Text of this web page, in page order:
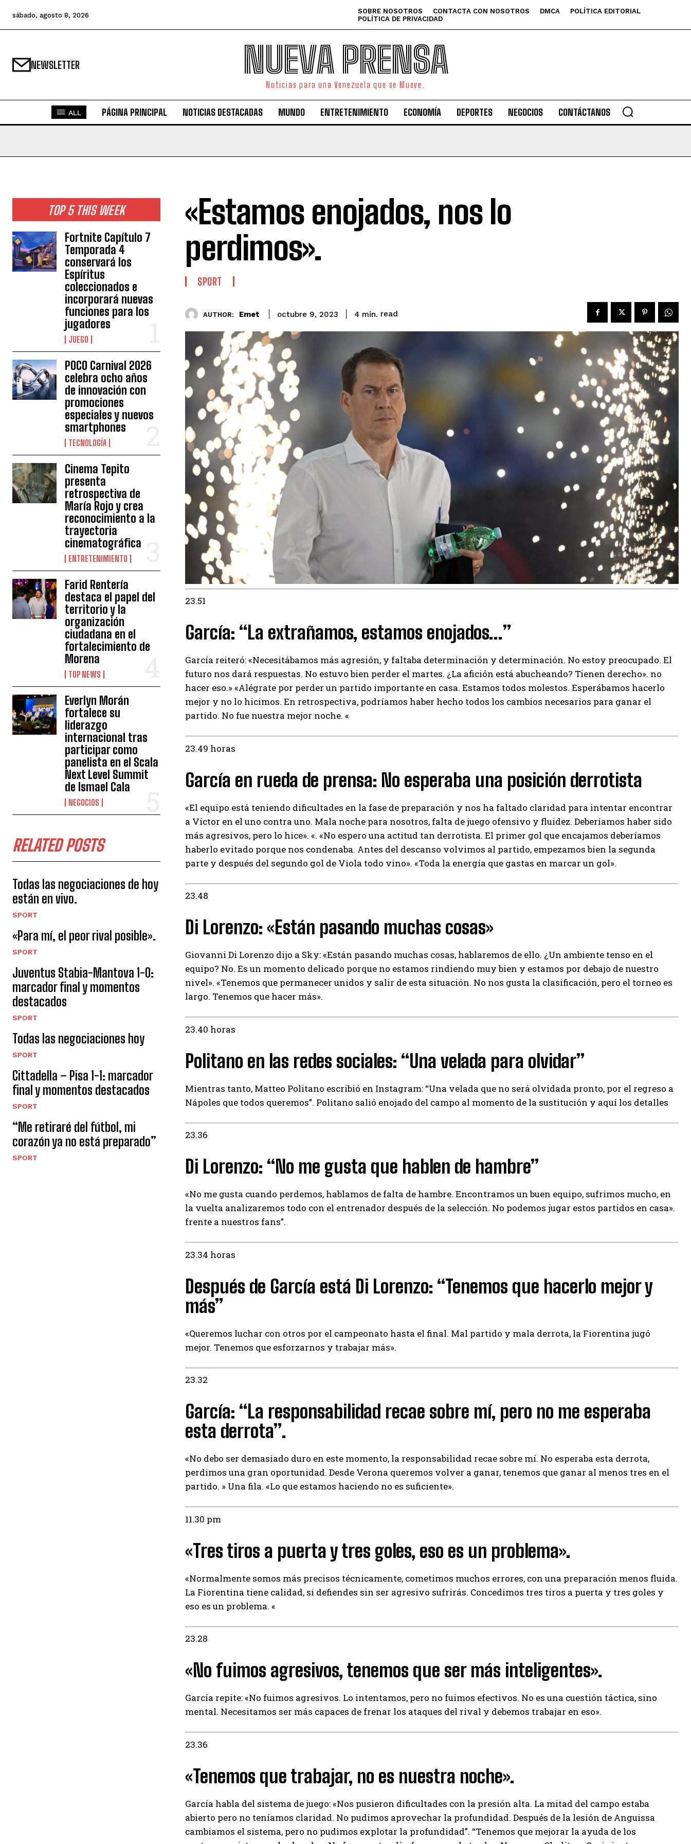
I've read and accept the
Emet
sábado, agosto 8, 2026 SOBRE NOSOTROS CONTACTA CON NOSOTROS DMCA
POLÍTICA EDITORIAL
POLÍTICA DE PRIVACIDAD
NEWSLETTER NUEVA PRENSA
Noticias para una Venezuela que se Mueve.
ALL PÁGINA PRINCIPAL NOTICIAS DESTACADAS MUNDO ENTRETENIMIENTO ECONOMÍA DEPORTES NEGOCIOS CONTÁCTANOS
TOP 5 THIS WEEK
Fortnite Capítulo 7
Temporada 4
conservará los
Espíritus
coleccionados e
incorporará nuevas
funciones para los
jugadores
JUEGO
POCO Carnival 2026
celebra ocho años
de innovación con
promociones
especiales y nuevos
smartphones
TECNOLOGÍA
Cinema Tepito
presenta
retrospectiva de
María Rojo y crea
reconocimiento a la
trayectoria
cinematográfica
ENTRETENIMIENTO
Farid Rentería
destaca el papel del
territorio y la
organización
ciudadana en el
fortalecimiento de
Morena
TOP NEWS
Everlyn Morán
fortalece su
liderazgo
internacional tras
participar como
panelista en el Scala
Next Level Summit
de Ismael Cala
NEGOCIOS
RELATED POSTS
Todas las negociaciones de hoy
están en vivo.
SPORT
«Para mí, el peor rival posible».
SPORT
Juventus Stabia-Mantova 1-0:
marcador final y momentos
destacados
SPORT
Todas las negociaciones hoy
SPORT
Cittadella – Pisa 1-1: marcador
final y momentos destacados
SPORT
“Me retiraré del fútbol, ​​mi
corazón ya no está preparado”
SPORT
«Estamos enojados, nos lo
perdimos».
SPORT
AUTHOR: Emet octubre 9, 2023 4 min. read
23.51
García: “La extrañamos, estamos enojados…”
García reiteró: «Necesitábamos más agresión, y faltaba determinación y determinación. No estoy preocupado. El
futuro nos dará respuestas. No estuvo bien perder el martes. ¿La afición está abucheando? Tienen derecho». no
hacer eso.» «Alégrate por perder un partido importante en casa. Estamos todos molestos. Esperábamos hacerlo
mejor y no lo hicimos. En retrospectiva, podríamos haber hecho todos los cambios necesarios para ganar el
partido. No fue nuestra mejor noche. «
23.49 horas
García en rueda de prensa: No esperaba una posición derrotista
«El equipo está teniendo dificultades en la fase de preparación y nos ha faltado claridad para intentar encontrar
a Víctor en el uno contra uno. Mala noche para nosotros, falta de juego ofensivo y fluidez. Deberíamos haber sido
más agresivos, pero lo hice». «. «No espero una actitud tan derrotista. El primer gol que encajamos deberíamos
haberlo evitado porque nos condenaba. Antes del descanso volvimos al partido, empezamos bien la segunda
parte y después del segundo gol de Viola todo vino». «Toda la energía que gastas en marcar un gol».
23.48
Di Lorenzo: «Están pasando muchas cosas»
Giovanni Di Lorenzo dijo a Sky: «Están pasando muchas cosas, hablaremos de ello. ¿Un ambiente tenso en el
equipo? No. Es un momento delicado porque no estamos rindiendo muy bien y estamos por debajo de nuestro
nivel». «Tenemos que permanecer unidos y salir de esta situación. No nos gusta la clasificación, pero el torneo es
largo. Tenemos que hacer más».
23.40 horas
Politano en las redes sociales: “Una velada para olvidar”
Mientras tanto, Matteo Politano escribió en Instagram: “Una velada que no será olvidada pronto, por el regreso a
Nápoles que todos queremos”. Politano salió enojado del campo al momento de la sustitución y aquí los detalles
23.36
Di Lorenzo: “No me gusta que hablen de hambre”
«No me gusta cuando perdemos, hablamos de falta de hambre. Encontramos un buen equipo, sufrimos mucho, en
la vuelta analizaremos todo con el entrenador después de la selección. No podemos jugar estos partidos en casa».
frente a nuestros fans”.
23.34 horas
Después de García está Di Lorenzo: “Tenemos que hacerlo mejor y
más”
«Queremos luchar con otros por el campeonato hasta el final. Mal partido y mala derrota, la Fiorentina jugó
mejor. Tenemos que esforzarnos y trabajar más».
23.32
García: “La responsabilidad recae sobre mí, pero no me esperaba
esta derrota”.
«No debo ser demasiado duro en este momento, la responsabilidad recae sobre mí. No esperaba esta derrota,
perdimos una gran oportunidad. Desde Verona queremos volver a ganar, tenemos que ganar al menos tres en el
partido. » Una fila. «Lo que estamos haciendo no es suficiente».
11.30 pm
«Tres tiros a puerta y tres goles, eso es un problema».
«Normalmente somos más precisos técnicamente, cometimos muchos errores, con una preparación menos fluida.
La Fiorentina tiene calidad, si defiendes sin ser agresivo sufrirás. Concedimos tres tiros a puerta y tres goles y
eso es un problema. «
23.28
«No fuimos agresivos, tenemos que ser más inteligentes».
García repite: «No fuimos agresivos. Lo intentamos, pero no fuimos efectivos. No es una cuestión táctica, sino
mental. Necesitamos ser más capaces de frenar los ataques del rival y debemos trabajar en eso».
23.36
«Tenemos que trabajar, no es nuestra noche».
García habla del sistema de juego: «Nos pusieron dificultades con la presión alta. La mitad del campo estaba
abierto pero no teníamos claridad. No pudimos aprovechar la profundidad. Después de la lesión de Anguissa
cambiamos el sistema, pero no pudimos explotar la profundidad”. “Tenemos que mejorar la ayuda de los